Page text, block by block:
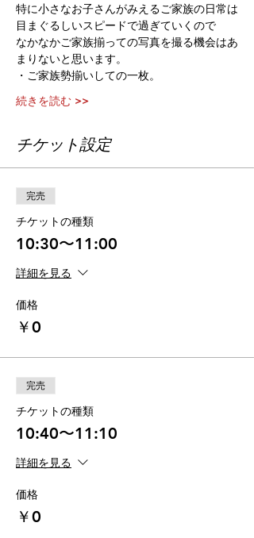
特に小さなお子さんがみえるご家族の日常は
目まぐるしいスピードで過ぎていくので
なかなかご家族揃っての写真を撮る機会はあ
まりないと思います。
・ご家族勢揃いしての一枚。
続きを読む >>
チケット設定
完売
チケットの種類
10:30〜11:00
詳細を見る
価格
￥0
完売
チケットの種類
10:40〜11:10
詳細を見る
価格
￥0